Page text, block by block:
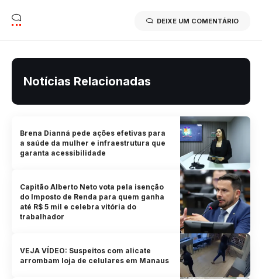
DEIXE UM COMENTÁRIO
Notícias Relacionadas
Brena Dianná pede ações efetivas para
a saúde da mulher e infraestrutura que
garanta acessibilidade
Capitão Alberto Neto vota pela isenção
do Imposto de Renda para quem ganha
até R$ 5 mil e celebra vitória do
trabalhador
VEJA VÍDEO: Suspeitos com alicate
arrombam loja de celulares em Manaus